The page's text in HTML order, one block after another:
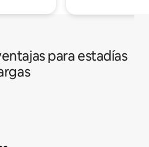
para estadías